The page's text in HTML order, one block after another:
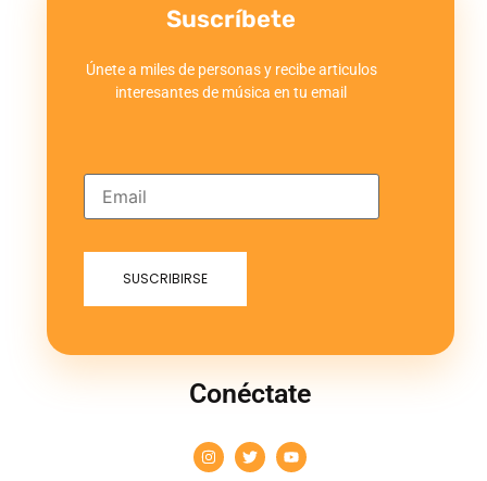
Suscríbete
Únete a miles de personas y recibe articulos
interesantes de música en tu email
Conéctate